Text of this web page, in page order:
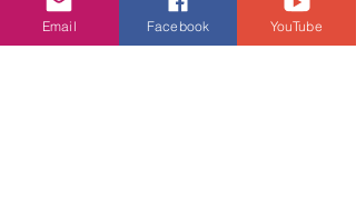
Email Facebook YouTube